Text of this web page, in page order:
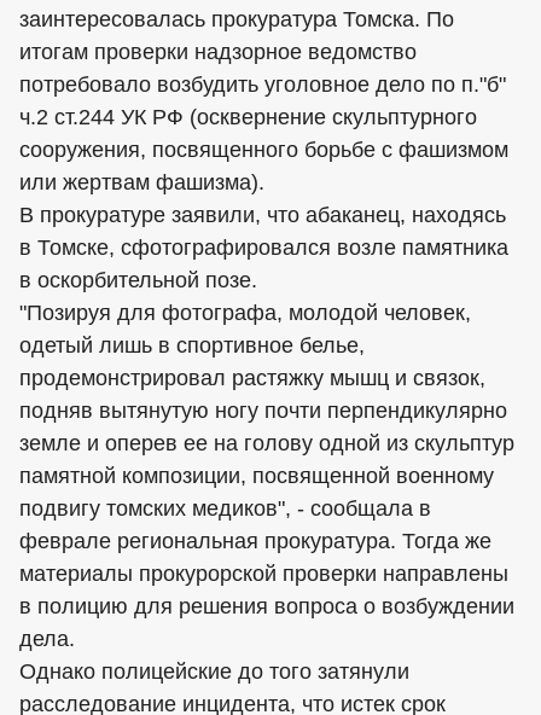
заинтересовалась прокуратура Томска. По
итогам проверки надзорное ведомство
потребовало возбудить уголовное дело по п."б"
ч.2 ст.244 УК РФ (осквернение скульптурного
сооружения, посвященного борьбе с фашизмом
или жертвам фашизма).
В прокуратуре заявили, что абаканец, находясь
в Томске, сфотографировался возле памятника
в оскорбительной позе.
"Позируя для фотографа, молодой человек,
одетый лишь в спортивное белье,
продемонстрировал растяжку мышц и связок,
подняв вытянутую ногу почти перпендикулярно
земле и оперев ее на голову одной из скульптур
памятной композиции, посвященной военному
подвигу томских медиков", - сообщала в
феврале региональная прокуратура. Тогда же
материалы прокурорской проверки направлены
в полицию для решения вопроса о возбуждении
дела.
Однако полицейские до того затянули
расследование инцидента, что истек срок